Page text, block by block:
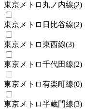
東京メトロ丸ノ内線(2)
東京メトロ日比谷線(2)
東京メトロ東西線(3)
東京メトロ千代田線(2)
東京メトロ有楽町線(0)
東京メトロ半蔵門線(3)